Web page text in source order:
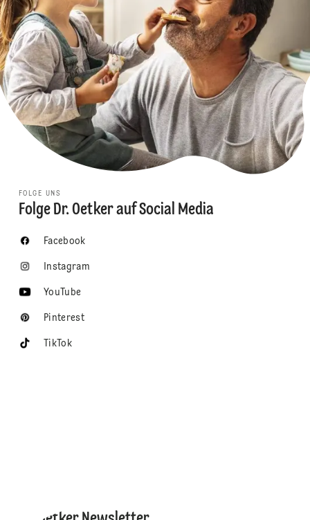
FOLGE UNS
Folge Dr. Oetker auf Social Media
Facebook
Instagram
YouTube
Pinterest
TikTok